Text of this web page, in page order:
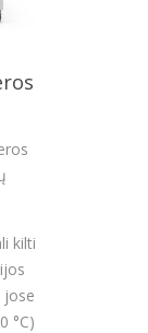
kilti
jose
°C)